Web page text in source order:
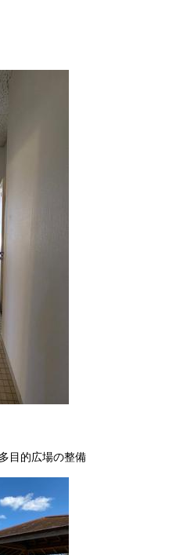
目的広場の整備